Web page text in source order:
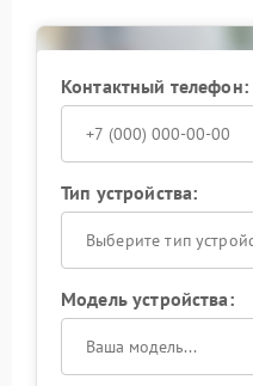
Контактный телефон:
Тип устройства:
Выберите тип
Модель устройства: